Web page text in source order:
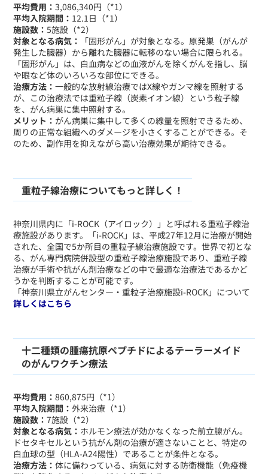
平均費用： 3,086,340円（*1）
平均入院期間： 12.1日（*1）
施設数： 5施設（*2）
対象となる病気：
「固形がん」が対象となる。原発巣（がんが
発生した臓器）から離れた臓器に転移のない場合に限られる。
「固形がん」は、白血病などの血液がんを除くがんを指し、脳
や眼など体のいろいろな部位にできる。
治療方法： 一般的な放射線治療ではX線やガンマ線を照射する
が、この治療法では重粒子線（炭素イオン線）という粒子線
を、がん病巣に集中照射する。
メリット： がん病巣に集中して多くの線量を照射できるため、
周りの正常な組織へのダメージを小さくすることができる。そ
のため、副作用を抑えながら高い治療効果が期待できる。
重粒子線治療についてもっと詳しく！
​神奈川県内に「i-ROCK（アイロック）」と呼ばれる重粒子線治
療施設があります。「i-ROCK」は、平成27年12月に治療が開始
された、全国で5か所目の重粒子線治療施設です。世界で初とな
る、がん専門病院併設型の重粒子線治療施設であり、重粒子線
治療が手術や抗がん剤治療などの中で最適な治療法であるかど
うかを判断することが可能です。
「神奈川県立がんセンター・重粒子治療施設i-ROCK」について
詳しくはこちら
十二種類の腫瘍抗原ペプチドによるテーラーメイド
のがんワクチン療法
平均費用： 860,875円（*1）
平均入院期間： 外来治療（*1）
施設数： 7施設（*2）
対象となる病気： ホルモン療法が効かなくなった前立腺がん。
ドセタキセルという抗がん剤の治療が適さないことと、特定の
白血球の型（HLA-A24陽性）であることが条件となる。
治療方法： 体に備わっている、病気に対する防衛機能（免疫機